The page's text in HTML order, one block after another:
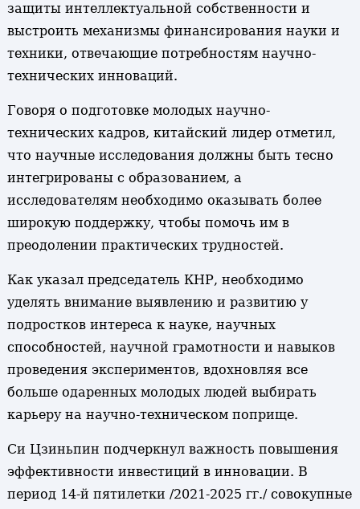
защиты интеллектуальной собственности и
выстроить механизмы финансирования науки и
техники, отвечающие потребностям научно-
технических инноваций.
Говоря о подготовке молодых научно-
технических кадров, китайский лидер отметил,
что научные исследования должны быть тесно
интегрированы с образованием, а
исследователям необходимо оказывать более
широкую поддержку, чтобы помочь им в
преодолении практических трудностей.
Как указал председатель КНР, необходимо
уделять внимание выявлению и развитию у
подростков интереса к науке, научных
способностей, научной грамотности и навыков
проведения экспериментов, вдохновляя все
больше одаренных молодых людей выбирать
карьеру на научно-техническом поприще.
Си Цзиньпин подчеркнул важность повышения
эффективности инвестиций в инновации. В
период 14-й пятилетки /2021-2025 гг./ совокупные